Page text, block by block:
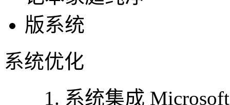
系统优化
1. 系统集成 Microsoft